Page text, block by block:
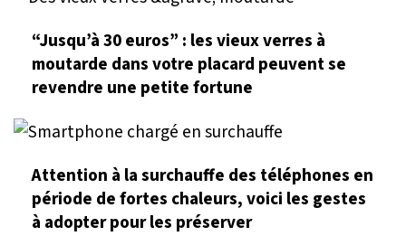
“Jusqu’à 30 euros” : les vieux verres à
moutarde dans votre placard peuvent se
revendre une petite fortune
Attention à la surchauffe des téléphones en
période de fortes chaleurs, voici les gestes
à adopter pour les préserver